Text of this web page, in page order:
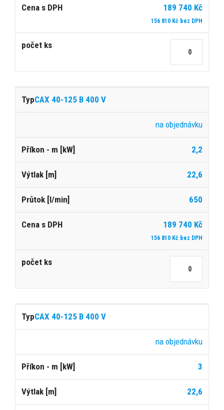
189 740 Kč
156 810 Kč bez DPH
CAX 40-125 B 400 V
na objednávku
2,2
22,6
650
189 740 Kč
156 810 Kč bez DPH
CAX 40-125 B 400 V
na objednávku
3
22,6